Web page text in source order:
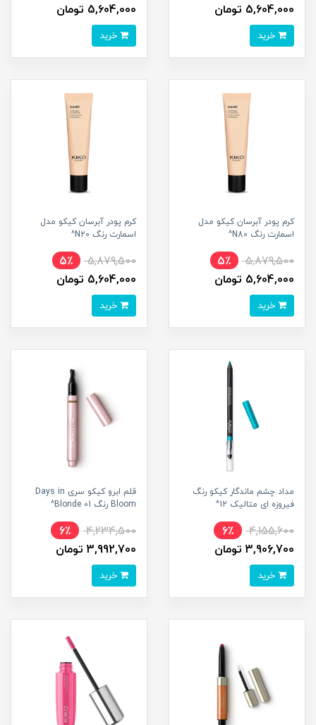
5,604,000 تومان
5,604,000 تومان
کرم پودر آبرسان کیکو مدل
اسمارت رنگ N80^
5,879,500
5٪
5,604,000 تومان
کرم پودر آبرسان کیکو مدل
اسمارت رنگ N20^
5,879,500
5٪
5,604,000 تومان
مداد چشم ماندگار کیکو رنگ
فیروزه ای متالیک 12^
4,155,600
6٪
3,906,700 تومان
قلم ابرو کیکو سری Days in
Bloom رنگ 01 Blonde^
4,234,500
6٪
3,992,700 تومان